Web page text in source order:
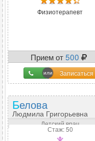
Физиотерапевт
Прием от500
Записаться
Белова
Людмила Григорьевна
Детский врач
Стаж: 50